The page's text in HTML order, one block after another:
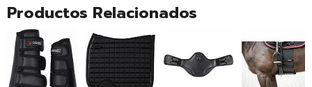
Productos Relacionados